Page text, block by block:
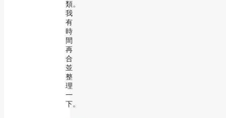
類。
我
有
時
間
再
合
並
整
理
一
下。